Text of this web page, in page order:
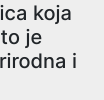
koja
je
i